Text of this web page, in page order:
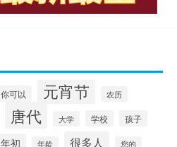
你可以 元宵节 农历
唐代 大学 学校 孩子
年初 年龄 很多人 您的